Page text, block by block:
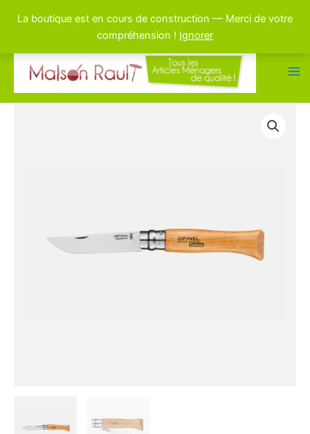
La boutique est en cours de construction — Merci de votre
compréhension ! Ignorer
contenu